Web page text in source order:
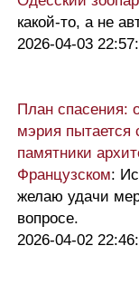
какой-то, а не
2026-04-03
План спасения:
мэрия пытается
памятники
Французском:
желаю удачи
вопросе.
2026-04-02